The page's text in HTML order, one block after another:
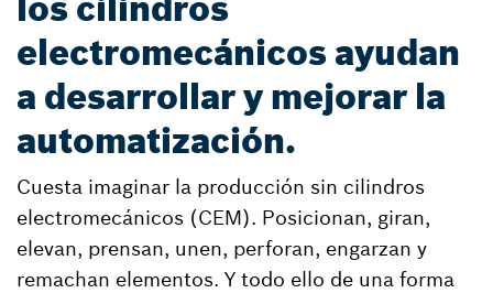
los cilindros
electromecánicos ayudan
a desarrollar y mejorar la
automatización.
Cuesta imaginar la producción sin cilindros
electromecánicos (CEM). Posicionan, giran,
elevan, prensan, unen, perforan, engarzan y
remachan elementos. Y todo ello de una forma